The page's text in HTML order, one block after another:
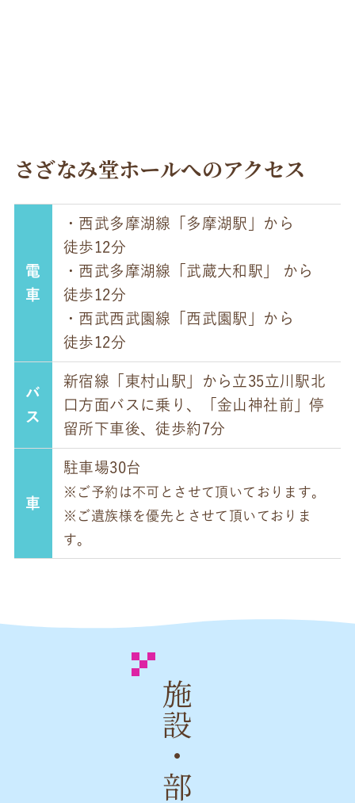
さざなみ堂ホールへのアクセス
電
車
・西武多摩湖線「多摩湖駅」から
徒歩12分
・西武多摩湖線「武蔵大和駅」 から
徒歩12分
・西武西武園線「西武園駅」から
徒歩12分
バ
ス
新宿線「東村山駅」から立35立川駅北
口方面バスに乗り、「金山神社前」停
留所下車後、徒歩約7分
車
駐車場30台
※ご予約は不可とさせて頂いております。
※ご遺族様を優先とさせて頂いておりま
す。
施設・部屋